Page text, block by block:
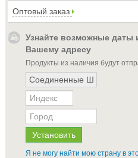
Оптовый заказ
Узнайте возможные даты
Вашему адресу
Продукты из наличия будут
Я не могу найти мою страну в